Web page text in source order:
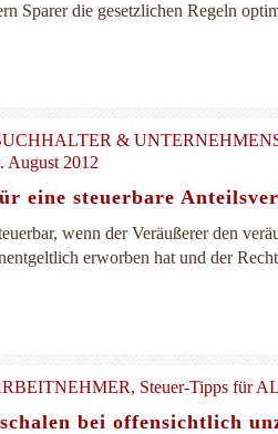
Sparer die gesetzlichen Regeln
&
August 2012
eine steuerbare
wenn der Veräußerer den
erworben hat und der
, Steuer-Tipps für
bei offensichtlich